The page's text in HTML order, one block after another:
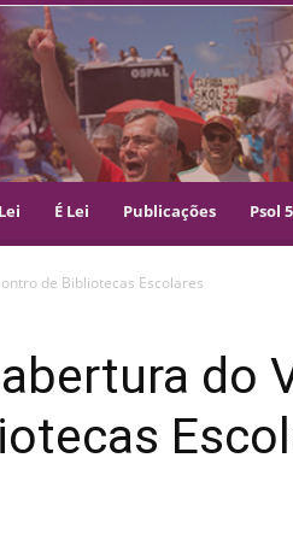
É Lei Publicações Psol
de Bibliotecas Escolares
do